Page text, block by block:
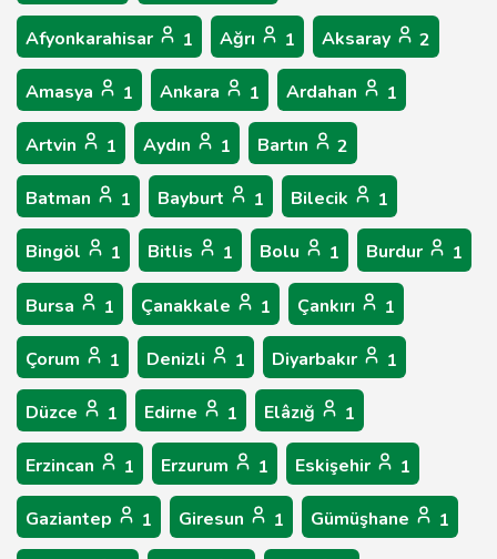
Afyonkarahisar 1 Ağrı 1 Aksaray 2
Amasya 1 Ankara 1 Ardahan 1
Artvin 1 Aydın 1 Bartın 2
Batman 1 Bayburt 1 Bilecik 1
Bingöl 1 Bitlis 1 Bolu 1 Burdur 1
Bursa 1 Çanakkale 1 Çankırı 1
Çorum 1 Denizli 1 Diyarbakır 1
Düzce 1 Edirne 1 Elâzığ 1
Erzincan 1 Erzurum 1 Eskişehir 1
Gaziantep 1 Giresun 1 Gümüşhane 1